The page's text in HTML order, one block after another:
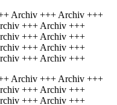
Archiv +++ Archiv +++
+++ Archiv +++
+++ Archiv +++
+++ Archiv +++
+++ Archiv +++
Archiv +++ Archiv +++
+++ Archiv +++
+++ Archiv +++